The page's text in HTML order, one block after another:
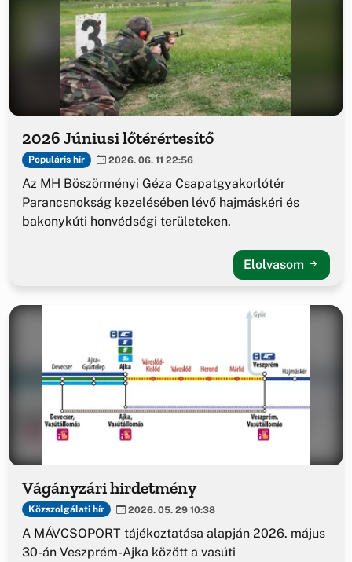
2026 Júniusi lőtérértesítő
Populáris hír 2026. 06. 11 22:56
Az MH Böszörményi Géza Csapatgyakorlótér
Parancsnokság kezelésében lévő hajmáskéri és
bakonykúti honvédségi területeken.
Elolvasom
Vágányzári hirdetmény
Közszolgálati hír 2026. 05. 29 10:38
A MÁVCSOPORT tájékoztatása alapján 2026. május
30-án Veszprém-Ajka között a vasúti